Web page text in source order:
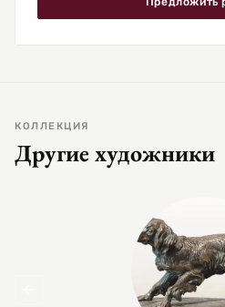
КОЛЛЕКЦИЯ
Другие художники